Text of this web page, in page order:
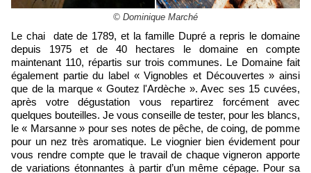
© Dominique Marché
Le chai date de 1789, et la famille Dupré a repris le domaine
depuis 1975 et de 40 hectares le domaine en compte
maintenant 110, répartis sur trois communes. Le Domaine fait
également partie du label « Vignobles et Découvertes » ainsi
que de la marque « Goutez l'Ardèche ». Avec ses 15 cuvées,
après votre dégustation vous repartirez forcément avec
quelques bouteilles. Je vous conseille de tester, pour les blancs,
le « Marsanne » pour ses notes de pêche, de coing, de pomme
pour un nez très aromatique. Le viognier bien évidement pour
vous rendre compte que le travail de chaque vigneron apporte
de variations étonnantes à partir d’un même cépage. Pour sa